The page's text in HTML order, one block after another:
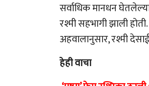
सर्वाधिक मानधन
रश्मी सहभागी झाली
अहवालानुसार, रश्मी
हेही वाचा